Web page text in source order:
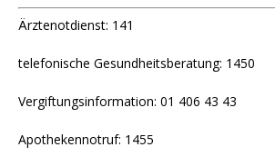
Ärztenotdienst: 141
telefonische Gesundheitsberatung: 1450
Vergiftungsinformation: 01 406 43 43
Apothekennotruf: 1455